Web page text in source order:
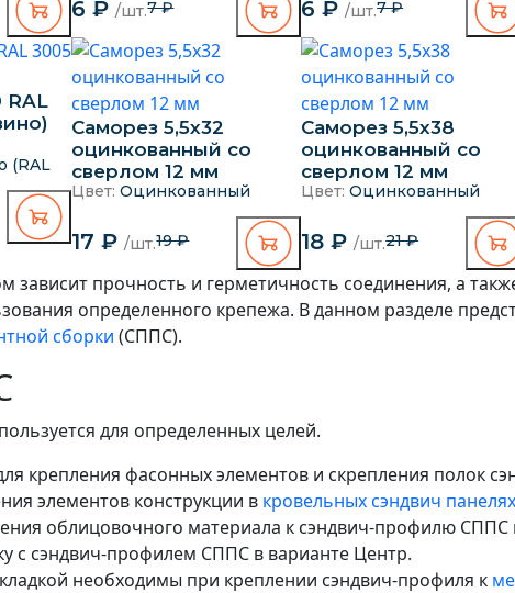
прочность и герметичность соединения, а
определенного крепежа. В данном разделе
сборки (СППС).
для определенных целей.
крепления фасонных элементов и скрепления полок
элементов конструкции в кровельных сэндвич
облицовочного материала к сэндвич-профилю
с сэндвич-профилем СППС в варианте Центр.
необходимы при креплении сэндвич-профиля к
6 ₽/шт.7 ₽ 6 ₽/шт.7 ₽
RAL
(RAL
Саморез 5,5х32
оцинкованный со
сверлом 12 мм
Цвет: Оцинкованный
17 ₽/шт.19 ₽
Саморез 5,5х38
оцинкованный со
сверлом 12 мм
Цвет: Оцинкованный
18 ₽/шт.21 ₽